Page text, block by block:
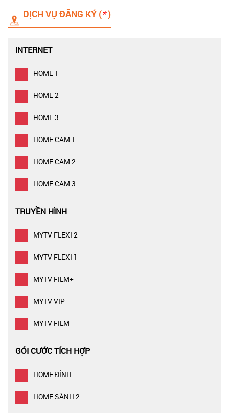
DỊCH VỤ ĐĂNG KÝ (*)
INTERNET
HOME 1
HOME 2
HOME 3
HOME CAM 1
HOME CAM 2
HOME CAM 3
TRUYỀN HÌNH
MYTV FLEXI 2
MYTV FLEXI 1
MYTV FILM+
MYTV VIP
MYTV FILM
GÓI CƯỚC TÍCH HỢP
HOME ĐỈNH
HOME SÀNH 2